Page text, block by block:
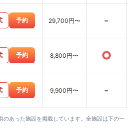
予約 29,700円〜 -
予約 8,800円〜 ○
予約 9,900円〜 -
のあった施設を掲載しています。全施設は下の一